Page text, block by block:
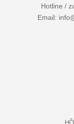
Hotline /
Email: